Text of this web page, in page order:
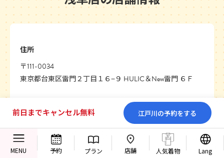
MENU 予約 プラン 店舗 人気着物 Lang
前日までキャンセル無料 江戸川の予約をする
住所
〒111-0034
東京都台東区雷門２丁目１６−９ HULIC＆New雷門 ６Ｆ